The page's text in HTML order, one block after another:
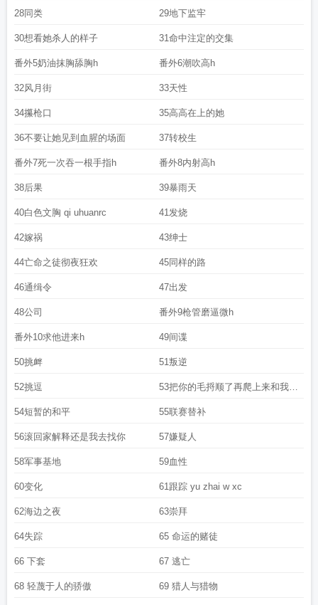
28同类 29地下监牢
30想看她杀人的样子 31命中注定的交集
番外5奶油抹胸舔胸h 番外6潮吹高h
32风月街 33天性
34攥枪口 35高高在上的她
36不要让她见到血腥的场面 37转校生
番外7死一次吞一根手指h 番外8内射高h
38后果 39暴雨天
40白色文胸 qi uhuanrc 41发烧
42嫁祸 43绅士
44亡命之徒彻夜狂欢 45同样的路
46通缉令 47出发
48公司 番外9枪管磨逼微h
番外10求他进来h 49间谍
50挑衅 51叛逆
52挑逗 53把你的毛捋顺了再爬上来和我道
歉
54短暂的和平 55联赛替补
56滚回家解释还是我去找你 57嫌疑人
58军事基地 59血性
60变化 61跟踪 yu zhai w xc
62海边之夜 63崇拜
64失踪 65 命运的赌徒
66 下套 67 逃亡
68 轻蔑于人的骄傲 69 猎人与猎物